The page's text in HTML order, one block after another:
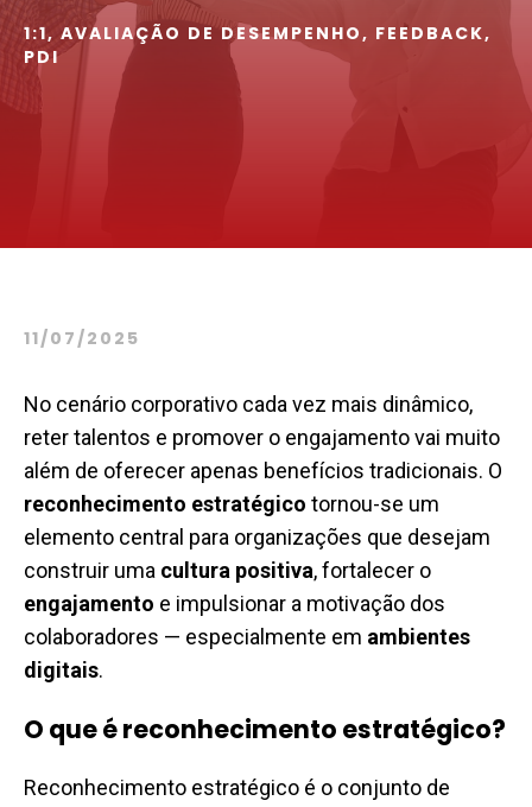
1:1, AVALIAÇÃO DE DESEMPENHO, FEEDBACK,
PDI
11/07/2025
No cenário corporativo cada vez mais dinâmico,
reter talentos e promover o engajamento vai muito
além de oferecer apenas benefícios tradicionais. O
reconhecimento estratégico tornou-se um
elemento central para organizações que desejam
construir uma cultura positiva, fortalecer o
engajamento e impulsionar a motivação dos
colaboradores — especialmente em ambientes
digitais.
O que é reconhecimento estratégico?
Reconhecimento estratégico é o conjunto de